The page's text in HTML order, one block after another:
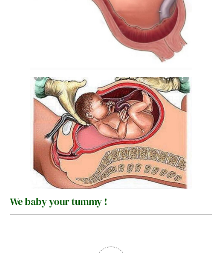
We baby your tummy !